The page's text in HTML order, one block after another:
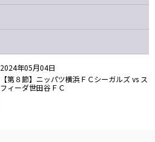
2024年05月04日
【第８節】ニッパツ横浜ＦＣシーガルズ vs ス
フィーダ世田谷ＦＣ